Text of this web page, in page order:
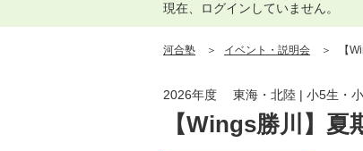
現在、ログインしていません。
河合塾 イベント・説明会 【
【Wings勝川】夏
2026年度 東海・北陸 | 小5生・